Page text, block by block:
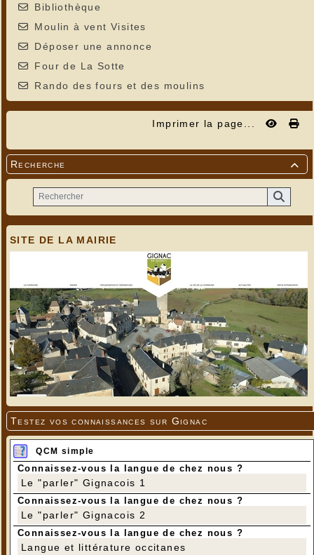
Bibliothèque
Moulin à vent Visites
Déposer une annonce
Four de La Sotte
Rando des fours et des moulins
Imprimer la page...

Recherche
SITE DE LA MAIRIE
Testez vos connaissances sur Gignac
QCM simple
Connaissez-vous la langue de chez nous ?
Le "parler" Gignacois 1
Connaissez-vous la langue de chez nous ?
Le "parler" Gignacois 2
Connaissez-vous la langue de chez nous ?
Langue et littérature occitanes